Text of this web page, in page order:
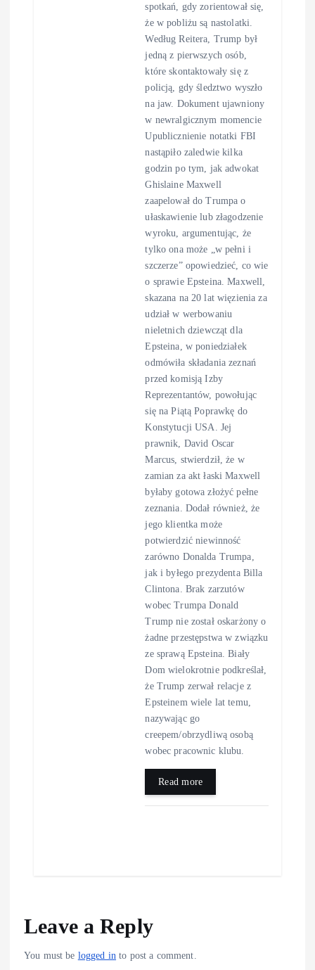
spotkań, gdy zorientował się,
że w pobliżu są nastolatki.
Według Reitera, Trump był
jedną z pierwszych osób,
które skontaktowały się z
policją, gdy śledztwo wyszło
na jaw. Dokument ujawniony
w newralgicznym momencie
Upublicznienie notatki FBI
nastąpiło zaledwie kilka
godzin po tym, jak adwokat
Ghislaine Maxwell
zaapelował do Trumpa o
ułaskawienie lub złagodzenie
wyroku, argumentując, że
tylko ona może „w pełni i
szczerze” opowiedzieć, co wie
o sprawie Epsteina. Maxwell,
skazana na 20 lat więzienia za
udział w werbowaniu
nieletnich dziewcząt dla
Epsteina, w poniedziałek
odmówiła składania zeznań
przed komisją Izby
Reprezentantów, powołując
się na Piątą Poprawkę do
Konstytucji USA. Jej
prawnik, David Oscar
Marcus, stwierdził, że w
zamian za akt łaski Maxwell
byłaby gotowa złożyć pełne
zeznania. Dodał również, że
jego klientka może
potwierdzić niewinność
zarówno Donalda Trumpa,
jak i byłego prezydenta Billa
Clintona. Brak zarzutów
wobec Trumpa Donald
Trump nie został oskarżony o
żadne przestępstwa w związku
ze sprawą Epsteina. Biały
Dom wielokrotnie podkreślał,
że Trump zerwał relacje z
Epsteinem wiele lat temu,
nazywając go
creepem/obrzydliwą osobą
wobec pracownic klubu.
Read more
Leave a Reply
You must be logged in to post a comment.